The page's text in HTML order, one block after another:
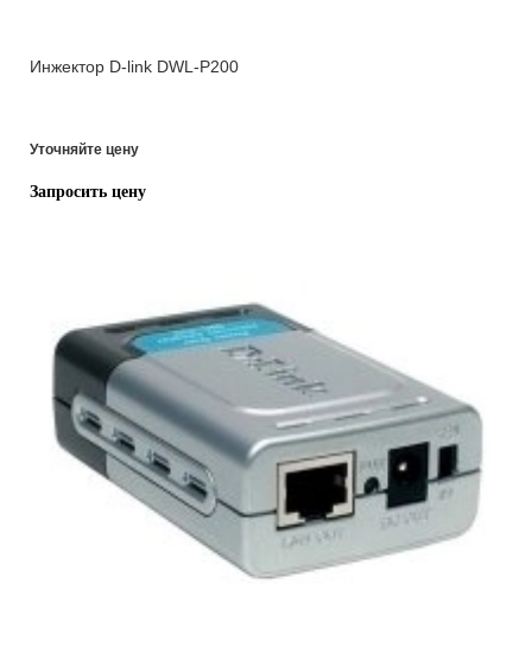
Инжектор D-link DWL-P200
Уточняйте цену
Запросить цену